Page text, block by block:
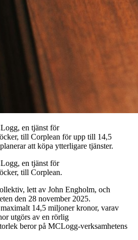
en tjänst för
till Corplean för upp till 14,5
att köpa ytterligare tjänster.
en tjänst för
till Corplean.
lett av John Engholm, och
den 28 november 2025.
14,5 miljoner kronor, varav
utgörs av en rörlig
beror på MCLogg-verksamhetens